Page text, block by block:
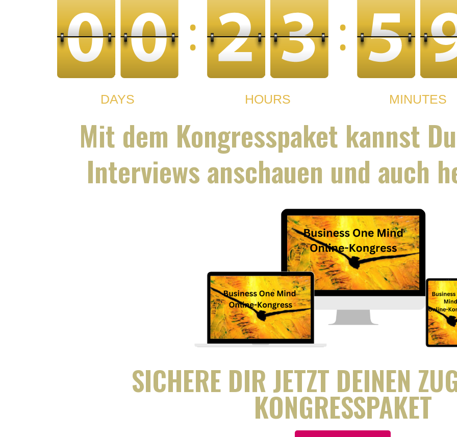
Mit dem Kongresspaket kannst
Interviews anschauen und auch
SICHERE DIR JETZT DEINEN
KONGRESSPAKET